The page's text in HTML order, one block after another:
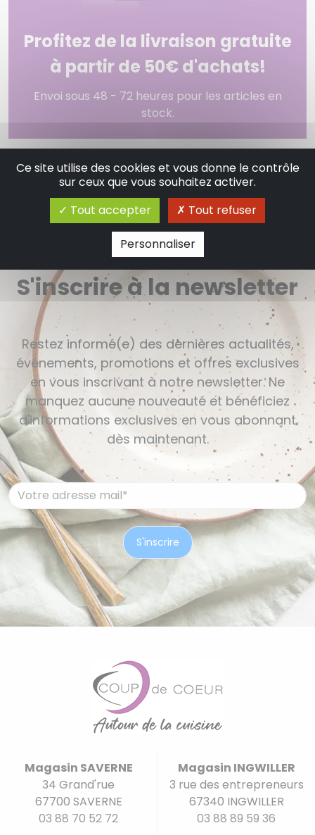
Profitez de la livraison gratuite
à partir de 50€ d'achats!
Envoi sous 48 - 72 heures pour les articles en
stock.
S'inscrire à la newsletter
Restez informé(e) des dernières actualités,
événements, promotions et offres exclusives
en vous inscrivant à notre newsletter. Ne
manquez aucune nouveauté et bénéficiez
d'informations exclusives en vous abonnant
dès maintenant.
Magasin SAVERNE
34 Grand'rue
67700 SAVERNE
03 88 70 52 72
Magasin INGWILLER
3 rue des entrepreneurs
67340 INGWILLER
03 88 89 59 36
Ce site utilise des cookies et vous donne le contrôle
sur ceux que vous souhaitez activer.
Tout accepter
Tout refuser
Personnaliser